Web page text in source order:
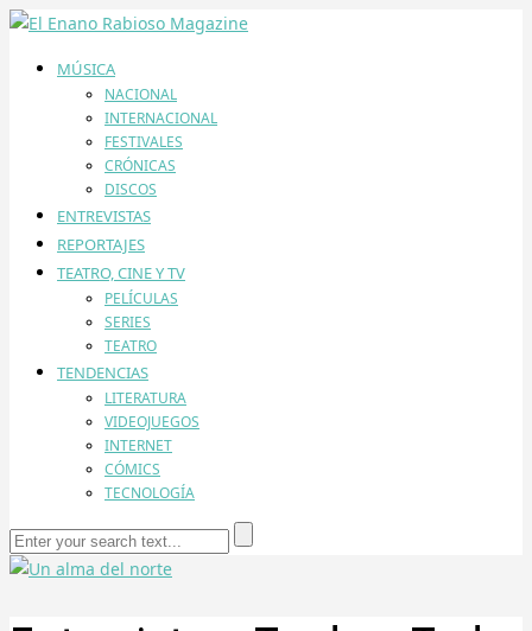
MÚSICA
NACIONAL
INTERNACIONAL
FESTIVALES
CRÓNICAS
DISCOS
ENTREVISTAS
REPORTAJES
TEATRO, CINE Y TV
PELÍCULAS
SERIES
TEATRO
TENDENCIAS
LITERATURA
VIDEOJUEGOS
INTERNET
CÓMICS
TECNOLOGÍA